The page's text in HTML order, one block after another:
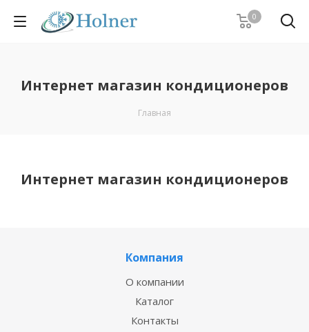
0
Интернет магазин кондиционеров
Главная
Интернет магазин кондиционеров
Компания
О компании
Каталог
Контакты